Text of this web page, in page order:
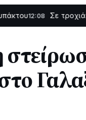
Σε τροχιά